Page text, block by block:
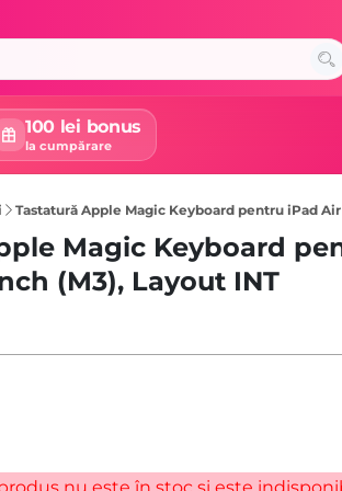
100 lei bonus
la cumpărare
Tastatură Apple Magic Keyboard pentru iPad Air 13-inch (M3),
Magic Keyboard
(M3), Layout INT